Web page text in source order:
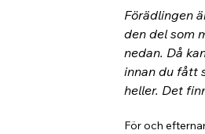
Förädlingen
den del som
nedan. Då
innan du fått
heller. Det
För och